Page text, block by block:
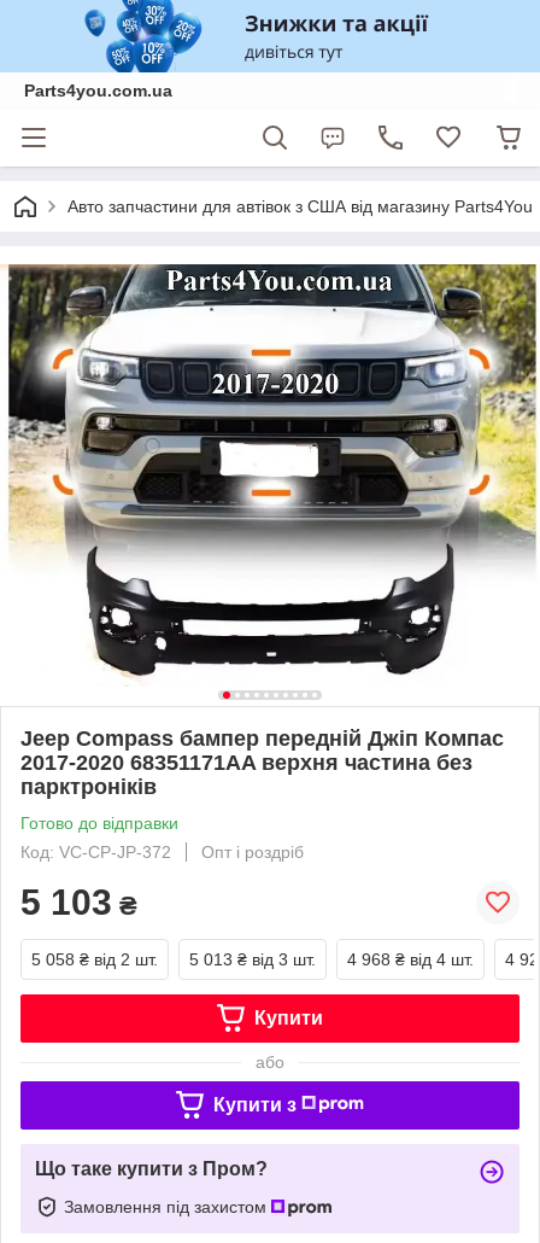
Parts4you.com.ua
Авто запчастини для автівок з США від магазину Parts4You
Jeep Compass бампер передній Джіп Компас
2017-2020 68351171AA верхня частина без
парктроніків
Готово до відправки
Код: VC-CP-JP-372
Опт і роздріб
5 103 ₴
5 058 ₴ від 2 шт. 5 013 ₴ від 3 шт. 4 968 ₴ від 4 шт. 4
Купити
або
Купити з
Що таке купити з Пром?
Замовлення під захистом